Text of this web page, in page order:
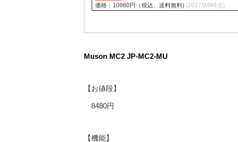
価格：10980円（税込、送料無料) (2017/9/9時点)
Muson MC2 JP-MC2-MU
【お値段】
8480円
【機能】